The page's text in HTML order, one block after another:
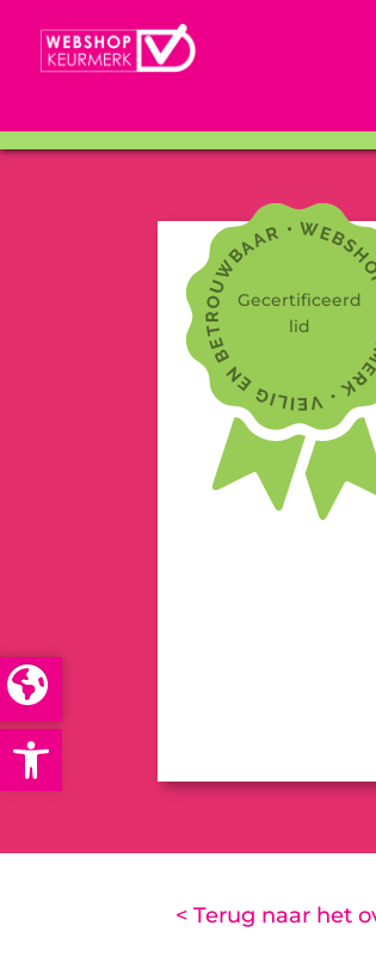
Open toolbar
Gecertificeerd
lid
< Terug naar het